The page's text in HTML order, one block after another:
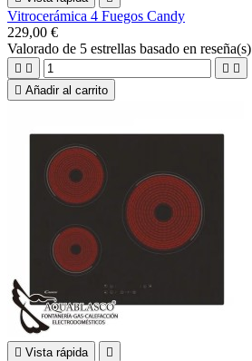
Vitrocerámica 4 Fuegos Candy
229,00 €
Valorado de 5 estrellas basado en reseña(s)
   
 Añadir al carrito
 Vista rápida 